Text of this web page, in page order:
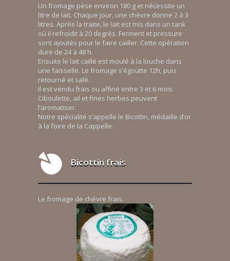
Un fromage pèse environ 180 g et nécessite un
litre de lait. Chaque jour, une chèvre donne 2 à 3
litres. Après la traite, le lait est mis dans un tank
où il refroidit à 20 degrés. Ferment et pressure
sont ajoutés pour le faire cailler. Cette opération
dure de 24 à 48 h.
Ensuite le lait caillé est moulé à la louche dans
une faisselle. Le fromage s’égoutte 12h, puis
retourné et salé.
Il est vendu frais ou affiné entre 3 et 6 mois.
Ciboulette, ail et fines herbes peuvent
l’aromatiser.
Notre spécialité s’appelle le Bicottin, médaille d’or
à la foire de la Cappelle.
Bicottin frais
Le fromage de chèvre frais.